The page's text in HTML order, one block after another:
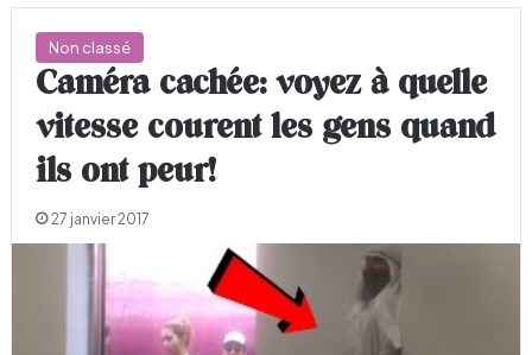
Non classé
Caméra cachée: voyez à quelle
vitesse courent les gens quand
ils ont peur!
27 janvier 2017